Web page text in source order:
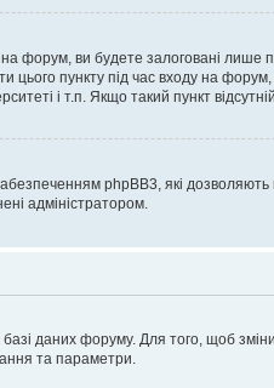
на форум, ви будете залоговані лише
цього пункту під час входу на
і т.п. Якщо такий пункт
phpBB3, які
адміністратором.
даних форуму. Для того, щоб
та параметри.